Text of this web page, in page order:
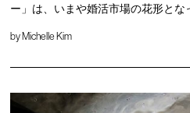
ー」は、いまや婚活市場の花形とな
byMichelle Kim